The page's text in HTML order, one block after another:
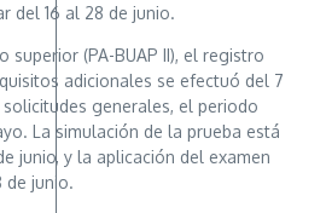
del 16 al 28 de junio.
superior (PA-BUAP II), el registro
adicionales se efectuó del 7
solicitudes generales, el periodo
La simulación de la prueba está
junio, y la aplicación del examen
de junio.